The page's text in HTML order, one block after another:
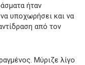
ήταν
υποχωρήσει και να
από τον
Μύριζε λίγο